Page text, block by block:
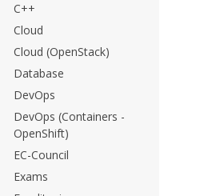
C++
Cloud
Cloud (OpenStack)
Database
DevOps
DevOps (Containers -
OpenShift)
EC-Council
Exams